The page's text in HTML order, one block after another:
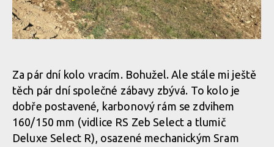
Whyte Kado v akci
Whyte Kado v akci
Whyte Kado v akci
Whyte Kado v akci
Whyte Kado v akci
Za pár dní kolo vracím. Bohužel. Ale stále mi ještě
těch pár dní společné zábavy zbývá. To kolo je
dobře postavené, karbonový rám se zdvihem
160/150 mm (vidlice RS Zeb Select a tlumič
Deluxe Select R), osazené mechanickým Sram